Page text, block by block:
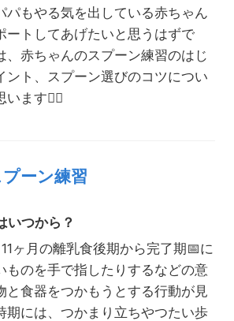
パもやる気を出している赤ちゃん
ートしてあげたいと思うはずで
、赤ちゃんのスプーン練習のはじ
ント、スプーン選びのコツについ
います☝🏻
ーン練習
いつから？
ヶ月の離乳食後期から完了期📅に
ものを手で指したりするなどの意
と食器をつかもうとする行動が見
期には、つかまり立ちやつたい歩